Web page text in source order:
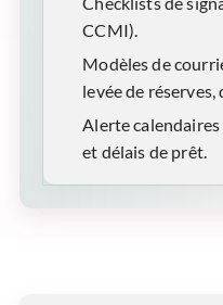
CCMI).
Modèles de
levée de
Alerte
et délais de prêt.